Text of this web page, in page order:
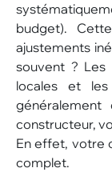
budget).
ajustements
souvent ? Les
locales et les
constructeur,
En effet, votre
complet.